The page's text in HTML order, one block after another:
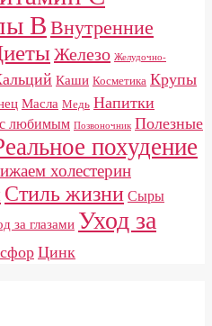
B Внутренние
Железо Желудочно-
Каши Косметика Крупы
Масла Медь Напитки
любимым Позвоночник Полезные
похудение
холестерин
Стиль жизни Сыры
за глазами Уход за
Цинк